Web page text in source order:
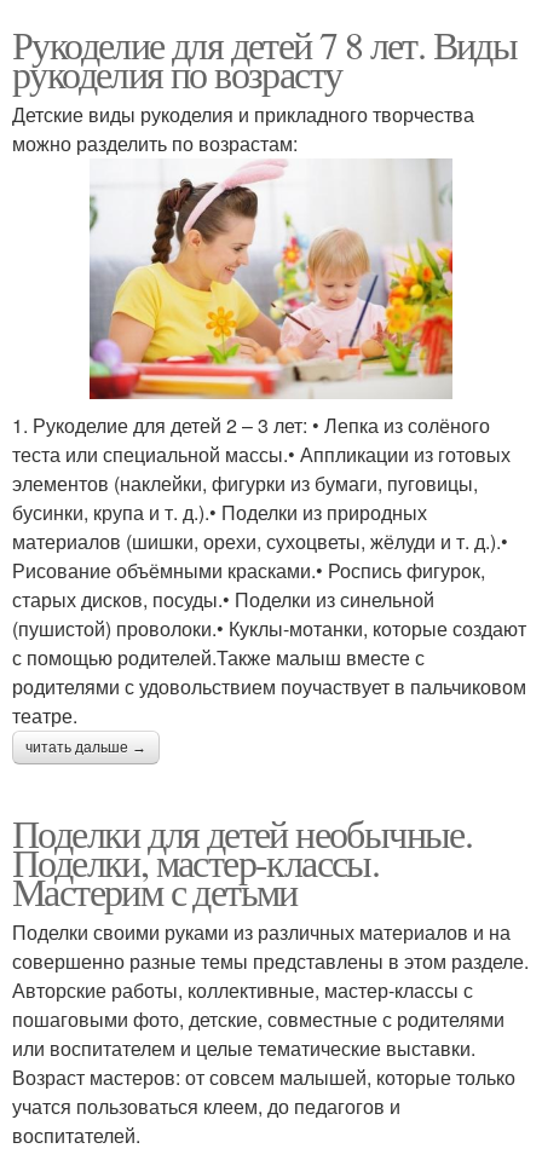
Рукоделие для детей 7 8 лет. Виды
рукоделия по возрасту
Детские виды рукоделия и прикладного творчества
можно разделить по возрастам:
1. Рукоделие для детей 2 – 3 лет: • Лепка из солёного
теста или специальной массы.• Аппликации из готовых
элементов (наклейки, фигурки из бумаги, пуговицы,
бусинки, крупа и т. д.).• Поделки из природных
материалов (шишки, орехи, сухоцветы, жёлуди и т. д.).•
Рисование объёмными красками.• Роспись фигурок,
старых дисков, посуды.• Поделки из синельной
(пушистой) проволоки.• Куклы-мотанки, которые создают
с помощью родителей.Также малыш вместе с
родителями с удовольствием поучаствует в пальчиковом
театре.
читать дальше →
Поделки для детей необычные.
Поделки, мастер-классы.
Мастерим с детьми
Поделки своими руками из различных материалов и на
совершенно разные темы представлены в этом разделе.
Авторские работы, коллективные, мастер-классы с
пошаговыми фото, детские, совместные с родителями
или воспитателем и целые тематические выставки.
Возраст мастеров: от совсем малышей, которые только
учатся пользоваться клеем, до педагогов и
воспитателей.